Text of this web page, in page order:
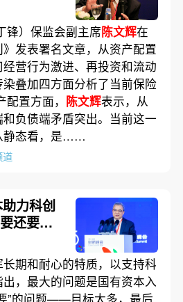
锋）保监会副主席陈文辉在
发表署名文章，从资产配置
营行为激进、再投资和流动
叠加四方面分析了当前保险
置方面， 陈文辉表示，从
负债端矛盾突出。当前这一
静态看，是……
道
力科创
还要再
期和耐心的特质，以支持科
出，最大的问题是国有资本入
”的问题——目标太多，最后